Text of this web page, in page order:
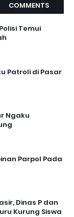
COMMENTS
Temui
Patroli di Pasar
Ngaku
Parpol Pada
Dinas P dan
Kurung Siswa